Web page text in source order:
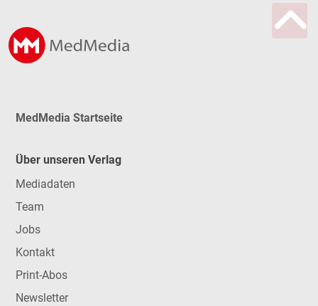
MedMedia Startseite
Über unseren Verlag
Mediadaten
Team
Jobs
Kontakt
Print-Abos
Newsletter